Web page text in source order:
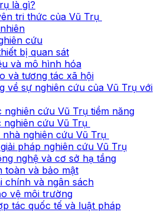
là gì?
tri thức của Vũ Trụ
cứu
bị quan sát
và mô hình hóa
và tương tác xã hội
về sự nghiên cứu của Vũ Trụ với
cứu Vũ Trụ tiềm năng
nghiên cứu Vũ Trụ
nghiên cứu Vũ Trụ
pháp nghiên cứu Vũ Trụ
nghệ và cơ sở hạ tầng
toàn và bảo mật
chính và ngân sách
vệ môi trường
tác quốc tế và luật pháp